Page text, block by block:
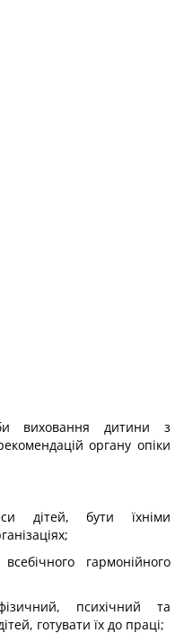
виховання дитини з
органу опіки
дітей, бути їхніми
гармонійного
психічний та
готувати їх до праці;